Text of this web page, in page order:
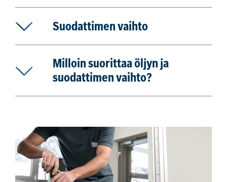
Suodattimen vaihto
Milloin suorittaa öljyn ja
suodattimen vaihto?